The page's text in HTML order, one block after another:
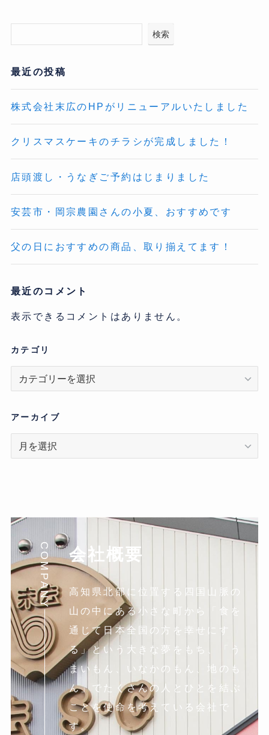
検索
最近の投稿
株式会社末広のHPがリニューアルいたしました
クリスマスケーキのチラシが完成しました！
店頭渡し・うなぎご予約はじまりました
安芸市・岡宗農園さんの小夏、おすすめです
父の日におすすめの商品、取り揃えてます！
最近のコメント
表示できるコメントはありません。
カテゴリ
リ
アーカイブ
ア
COMPANY 会社概要
高知県北部に位置する四国山脈の
山の中にある小さな町から「食を
通じて日本全国の方を幸せにす
る」という大きな夢をもち、「う
まいもん、いなかのもん、地のも
ん」でたくさんの人とひとを結ぶ
ことを使命を考えている会社で
す。